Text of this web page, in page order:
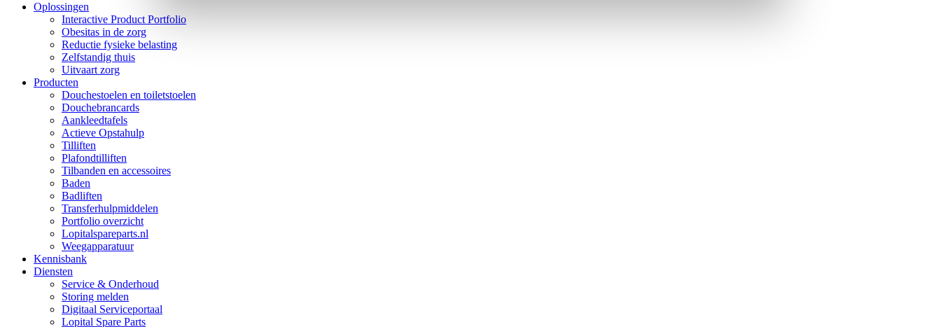
Oplossingen
Interactive Product Portfolio
Obesitas in de zorg
Reductie fysieke belasting
Zelfstandig thuis
Uitvaart zorg
Producten
Douchestoelen en toiletstoelen
Douchebrancards
Aankleedtafels
Actieve Opstahulp
Tilliften
Plafondtilliften
Tilbanden en accessoires
Baden
Badliften
Transferhulpmiddelen
Portfolio overzicht
Lopitalspareparts.nl
Weegapparatuur
Kennisbank
Diensten
Service & Onderhoud
Storing melden
Digitaal Serviceportaal
Lopital Spare Parts